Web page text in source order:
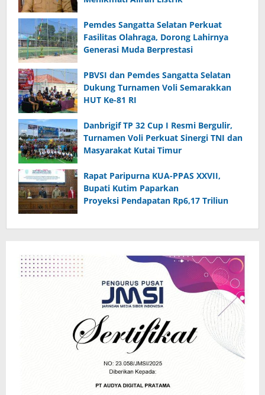
Pemdes Sangatta Selatan Perkuat
Fasilitas Olahraga, Dorong Lahirnya
Generasi Muda Berprestasi
PBVSI dan Pemdes Sangatta Selatan
Dukung Turnamen Voli Semarakkan
HUT Ke-81 RI
Danbrigif TP 32 Cup I Resmi Bergulir,
Turnamen Voli Perkuat Sinergi TNI dan
Masyarakat Kutai Timur
Rapat Paripurna KUA-PPAS XXVII,
Bupati Kutim Paparkan
Proyeksi Pendapatan Rp6,17 Triliun